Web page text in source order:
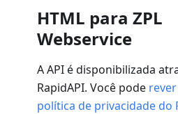
HTML para ZPL
Webservice
A API é disponibilizada
RapidAPI. Você pode
política de privacidade do